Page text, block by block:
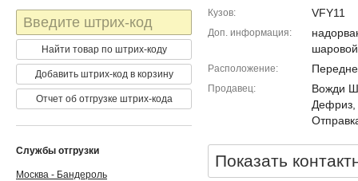
Кузов VFY11
Доп. информация
Расположение
Продавец
Вожди
Дефриз,
Показать
Штрих-
код
Найти товар по штрих-коду
Добавить штрих-код в корзину
Отчет об отгрузке штрих-кода
Службы отгрузки
Москва - Бандероль